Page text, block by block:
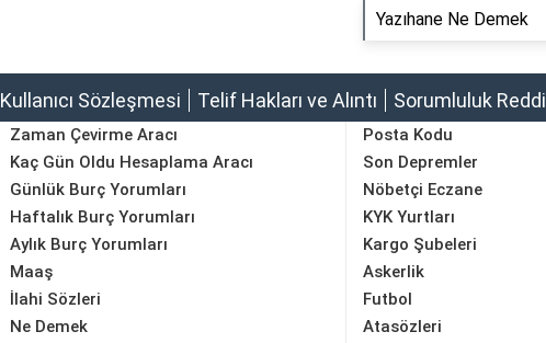
Yazıhane Ne Demek
Kullanıcı Sözleşmesi Telif Hakları ve Alıntı Sorumluluk Reddi
Zaman Çevirme Aracı
Kaç Gün Oldu Hesaplama Aracı
Günlük Burç Yorumları
Haftalık Burç Yorumları
Aylık Burç Yorumları
Maaş
Posta Kodu
Son Depremler
Nöbetçi Eczane
KYK Yurtları
Kargo Şubeleri
Askerlik
İlahi Sözleri
Ne Demek
Futbol
Atasözleri